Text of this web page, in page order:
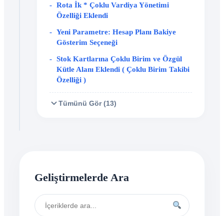
Rota İk * Çoklu Vardiya Yönetimi
Özelliği Eklendi
Yeni Parametre: Hesap Planı Bakiye
Gösterim Seçeneği
Stok Kartlarına Çoklu Birim ve Özgül
Kütle Alanı Eklendi ( Çoklu Birim Takibi
Özelliği )
Tümünü Gör (13)
Geliştirmelerde Ara